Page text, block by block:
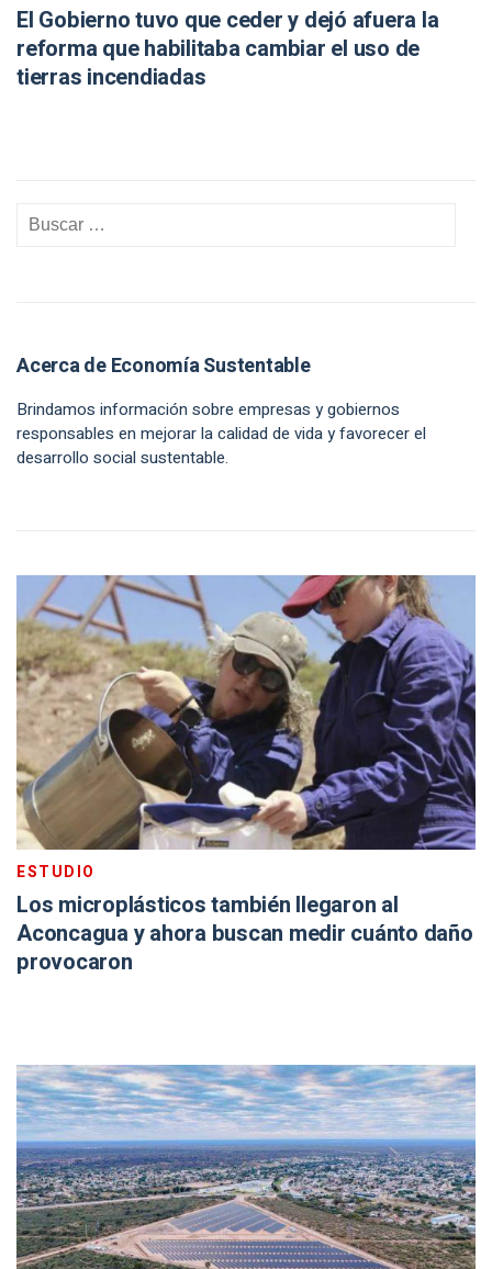
El Gobierno tuvo que ceder y dejó afuera la
reforma que habilitaba cambiar el uso de
tierras incendiadas
Acerca de Economía Sustentable
Brindamos información sobre empresas y gobiernos
responsables en mejorar la calidad de vida y favorecer el
desarrollo social sustentable.
ESTUDIO
Los microplásticos también llegaron al
Aconcagua y ahora buscan medir cuánto daño
provocaron